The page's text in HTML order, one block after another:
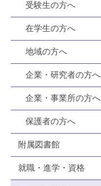
受験生の方へ
在学生の方へ
地域の方へ
企業・研究者の方へ
企業・事業所の方へ
保護者の方へ
附属図書館
就職・進学・資格